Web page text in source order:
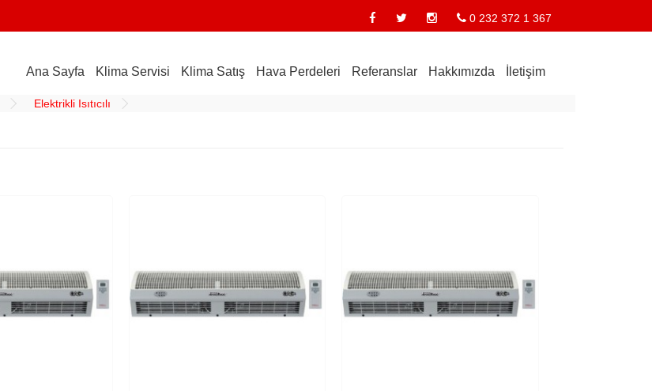
0 232 372 1 367
Ana Sayfa Klima Servisi Klima Satış Hava Perdeleri Referanslar Hakkımızda İletişim
Elektrikli Isıtıcılı